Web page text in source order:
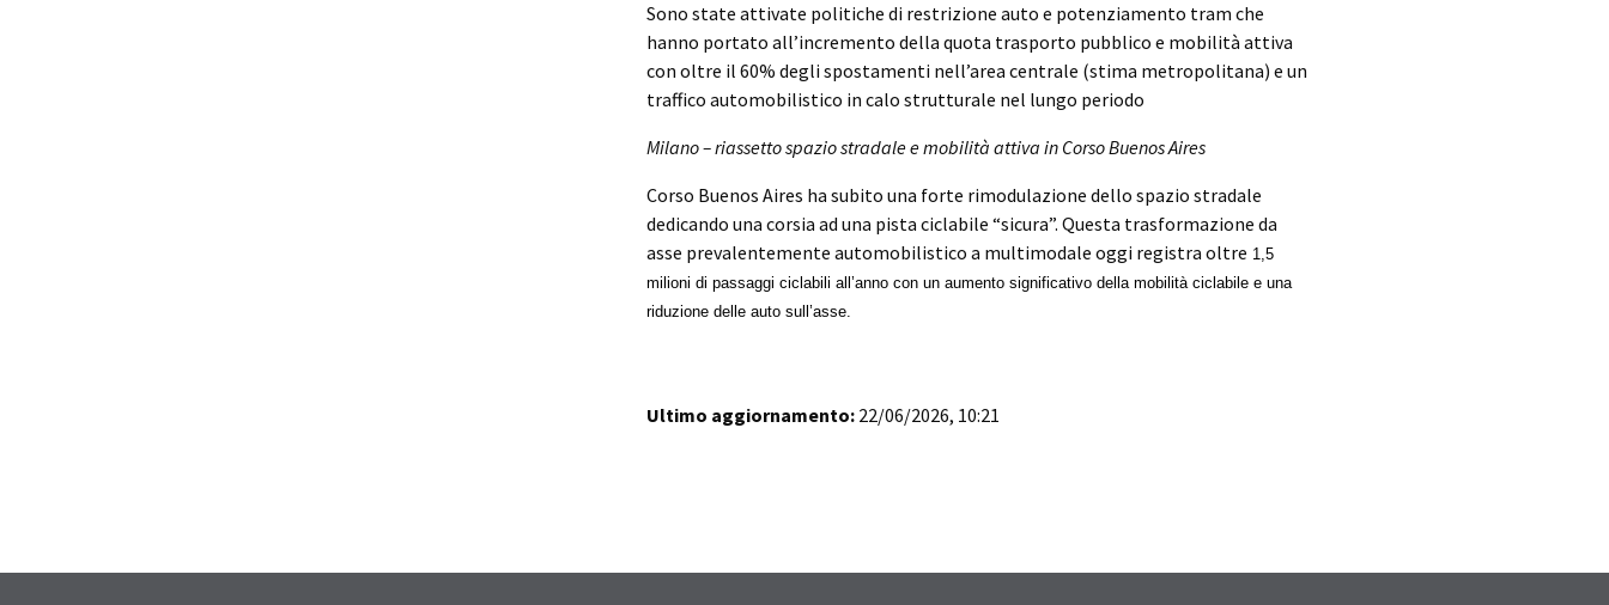
Sono state attivate politiche di restrizione auto e potenziamento tram che
hanno portato all’incremento della quota trasporto pubblico e mobilità attiva
con oltre il 60% degli spostamenti nell’area centrale (stima metropolitana) e un
traffico automobilistico in calo strutturale nel lungo periodo
Milano – riassetto spazio stradale e mobilità attiva in Corso Buenos Aires
Corso Buenos Aires ha subito una forte rimodulazione dello spazio stradale
dedicando una corsia ad una pista ciclabile “sicura”. Questa trasformazione da
asse prevalentemente automobilistico a multimodale oggi registra oltre 1,5
milioni di passaggi ciclabili all’anno con un aumento significativo della mobilità ciclabile e una
riduzione delle auto sull’asse.
Ultimo aggiornamento:22/06/2026, 10:21